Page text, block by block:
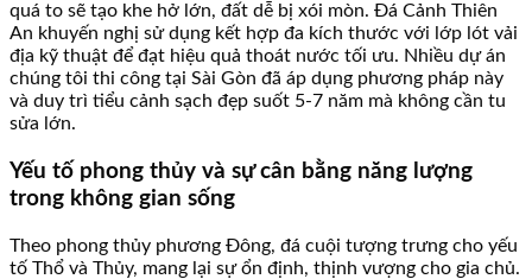
quá to sẽ tạo khe hở lớn, đất dễ bị xói mòn. Đá Cảnh Thiên
An khuyến nghị sử dụng kết hợp đa kích thước với lớp lót vải
địa kỹ thuật để đạt hiệu quả thoát nước tối ưu. Nhiều dự án
chúng tôi thi công tại Sài Gòn đã áp dụng phương pháp này
và duy trì tiểu cảnh sạch đẹp suốt 5-7 năm mà không cần tu
sửa lớn.
Yếu tố phong thủy và sự cân bằng năng lượng
trong không gian sống
Theo phong thủy phương Đông, đá cuội tượng trưng cho yếu
tố Thổ và Thủy, mang lại sự ổn định, thịnh vượng cho gia chủ.